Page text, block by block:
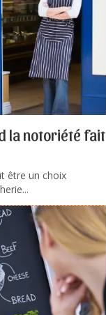
la notoriété fait
être un choix